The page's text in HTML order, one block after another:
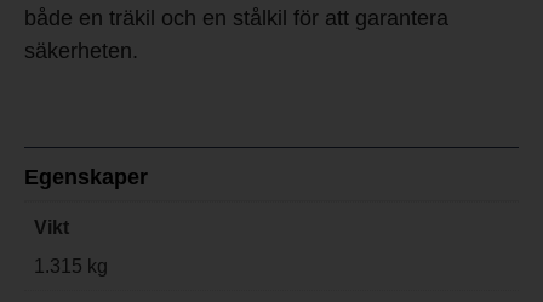
både en träkil och en stålkil för att garantera
säkerheten.
Egenskaper
Vikt
1.315 kg